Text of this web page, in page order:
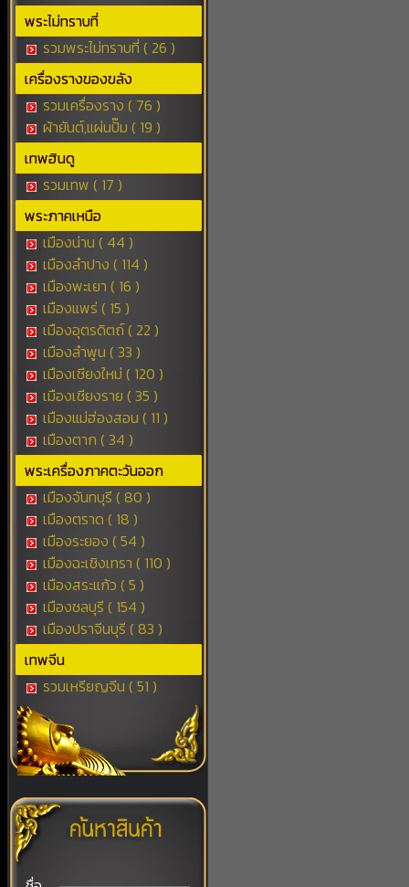
พระไม่ทราบที่
รวมพระไม่ทราบที่ ( 26 )
เครื่องรางของขลัง
รวมเครื่องราง ( 76 )
ผ้ายันต์,แผ่นปั๊ม ( 19 )
เทพฮินดู
รวมเทพ ( 17 )
พระภาคเหนือ
เมืองน่าน ( 44 )
เมืองลำปาง ( 114 )
เมืองพะเยา ( 16 )
เมืองแพร่ ( 15 )
เมืองอุตรดิตถ์ ( 22 )
เมืองลำพูน ( 33 )
เมืองเชียงใหม่ ( 120 )
เมืองเชียงราย ( 35 )
เมืองแม่ฮ่องสอน ( 11 )
เมืองตาก ( 34 )
พระเครื่องภาคตะวันออก
เมืองจันทบุรี ( 80 )
เมืองตราด ( 18 )
เมืองระยอง ( 54 )
เมืองฉะเชิงเทรา ( 110 )
เมืองสระแก้ว ( 5 )
เมืองชลบุรี ( 154 )
เมืองปราจีนบุรี ( 83 )
เทพจีน
รวมเหรียญจีน ( 51 )